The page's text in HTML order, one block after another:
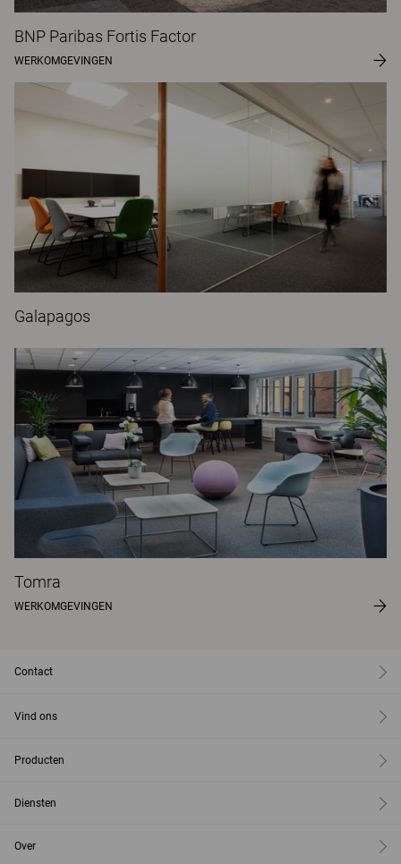
BNP Paribas Fortis Factor
WERKOMGEVINGEN
Galapagos
Tomra
WERKOMGEVINGEN
Contact
Vind ons
Producten
Diensten
Over